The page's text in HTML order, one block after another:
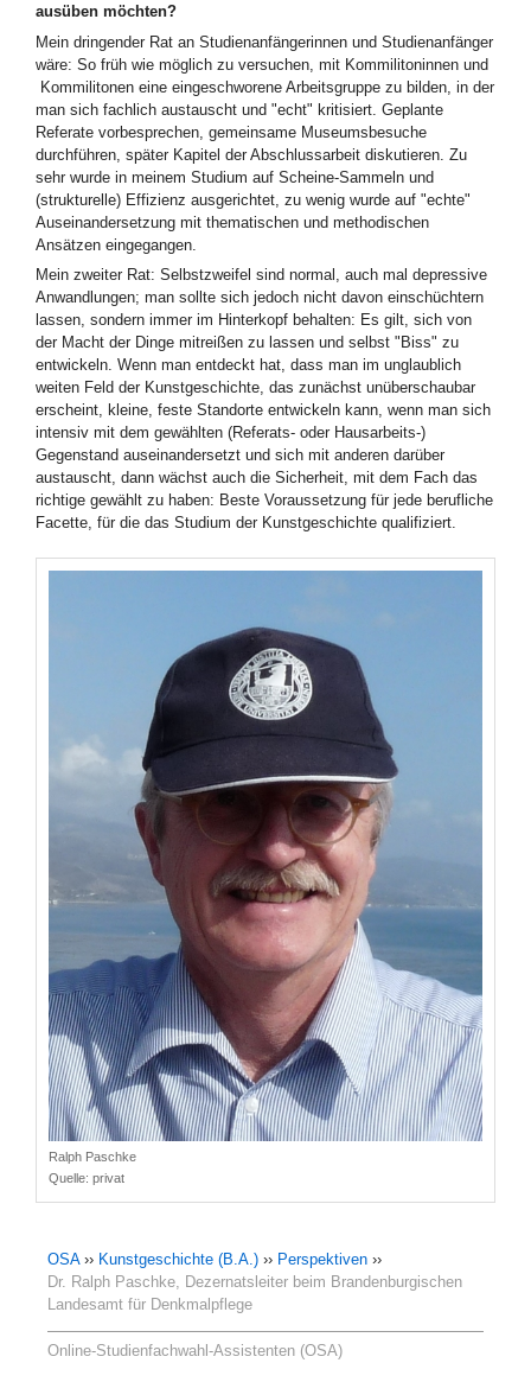
ausüben möchten?
Mein dringender Rat an Studienanfängerinnen und Studienanfänger
wäre: So früh wie möglich zu versuchen, mit Kommilitoninnen und
Kommilitonen eine eingeschworene Arbeitsgruppe zu bilden, in der
man sich fachlich austauscht und "echt" kritisiert. Geplante
Referate vorbesprechen, gemeinsame Museumsbesuche
durchführen, später Kapitel der Abschlussarbeit diskutieren. Zu
sehr wurde in meinem Studium auf Scheine-Sammeln und
(strukturelle) Effizienz ausgerichtet, zu wenig wurde auf "echte"
Auseinandersetzung mit thematischen und methodischen
Ansätzen eingegangen.
Mein zweiter Rat: Selbstzweifel sind normal, auch mal depressive
Anwandlungen; man sollte sich jedoch nicht davon einschüchtern
lassen, sondern immer im Hinterkopf behalten: Es gilt, sich von
der Macht der Dinge mitreißen zu lassen und selbst "Biss" zu
entwickeln. Wenn man entdeckt hat, dass man im unglaublich
weiten Feld der Kunstgeschichte, das zunächst unüberschaubar
erscheint, kleine, feste Standorte entwickeln kann, wenn man sich
intensiv mit dem gewählten (Referats- oder Hausarbeits-)
Gegenstand auseinandersetzt und sich mit anderen darüber
austauscht, dann wächst auch die Sicherheit, mit dem Fach das
richtige gewählt zu haben: Beste Voraussetzung für jede berufliche
Facette, für die das Studium der Kunstgeschichte qualifiziert.
Ralph Paschke
Quelle: privat
OSA›› Kunstgeschichte (B.A.) ›› Perspektiven ››
Dr. Ralph Paschke, Dezernatsleiter beim Brandenburgischen
Landesamt für Denkmalpflege
Online-Studienfachwahl-Assistenten (OSA)